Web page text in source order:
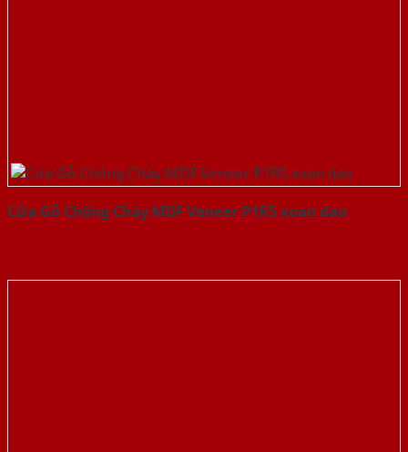
Cửa Gỗ Chống Cháy MDF Veneer P1R5 xoan dao